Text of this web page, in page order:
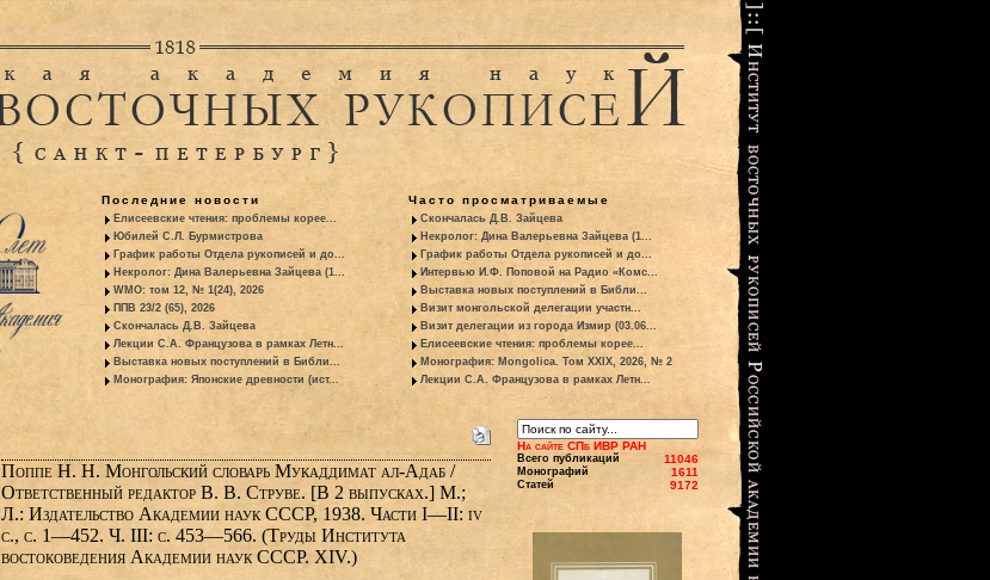
Последние новости
Елисеевские чтения: проблемы корее...
Юбилей С.Л. Бурмистрова
График работы Отдела рукописей и до...
Некролог: Дина Валерьевна Зайцева (1...
WMO: том 12, № 1(24), 2026
ППВ 23/2 (65), 2026
Скончалась Д.В. Зайцева
Лекции С.А. Французова в рамках Летн...
Выставка новых поступлений в Библи...
Монография: Японские древности (ист...
Часто просматриваемые
Скончалась Д.В. Зайцева
Некролог: Дина Валерьевна Зайцева (1...
График работы Отдела рукописей и до...
Интервью И.Ф. Поповой на Радио «Комс...
Выставка новых поступлений в Библи...
Визит монгольской делегации участн...
Визит делегации из города Измир (03.06...
Елисеевские чтения: проблемы корее...
Монография: Mongolica. Том XXIX, 2026, № 2
Лекции С.А. Французова в рамках Летн...
Поппе Н. Н. Монгольский словарь Мукаддимат ал-Адаб /
Ответственный редактор В. В. Струве. [В 2 выпусках.] М.;
Л.: Издательство Академии наук СССР, 1938. Части I—II: iv
с., с. 1—452. Ч. III: с. 453—566. (Труды Института
востоковедения Академии наук СССР. XIV.)
На сайте СПб ИВР РАН
Всего публикаций 11046
Монографий 1611
Статей 9172